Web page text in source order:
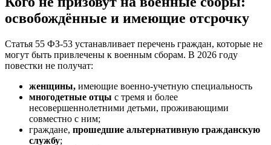
освобождённые и имеющие отсрочку
Статья 55 ФЗ-53 устанавливает перечень граждан, которые не
могут быть привлечены к военным сборам. В 2026 году
повестки не получат:
женщины, имеющие военно-учетную специальность
многодетные отцы с тремя и более
несовершеннолетними детьми, проживающими
совместно с ним;
граждане, прошедшие альтернативную гражданскую
службу;